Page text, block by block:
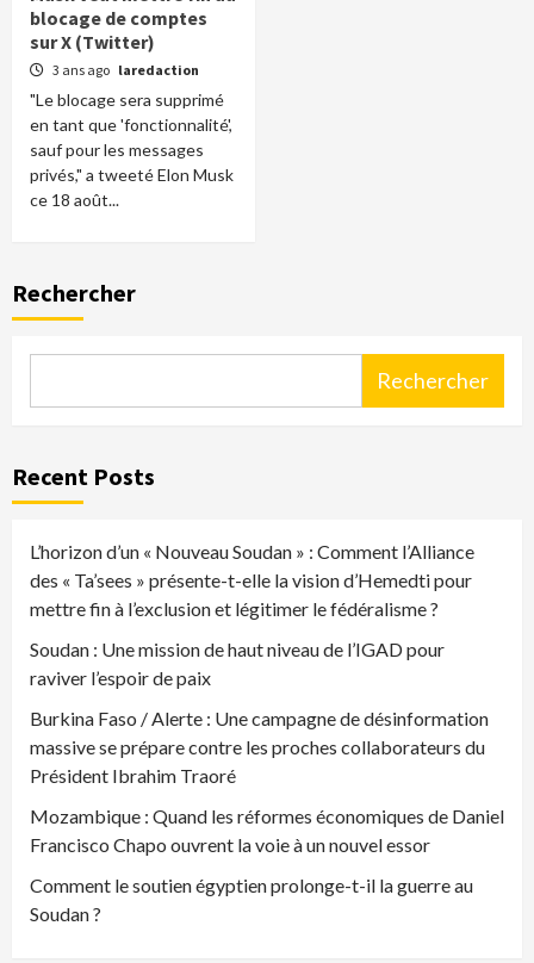
blocage de comptes
sur X (Twitter)
3 ans ago laredaction
"Le blocage sera supprimé
en tant que 'fonctionnalité',
sauf pour les messages
privés," a tweeté Elon Musk
ce 18 août...
Rechercher
Rechercher
Recent Posts
L’horizon d’un « Nouveau Soudan » : Comment l’Alliance
des « Ta’sees » présente-t-elle la vision d’Hemedti pour
mettre fin à l’exclusion et légitimer le fédéralisme ?
Soudan : Une mission de haut niveau de l’IGAD pour
raviver l’espoir de paix
Burkina Faso / Alerte : Une campagne de désinformation
massive se prépare contre les proches collaborateurs du
Président Ibrahim Traoré
Mozambique : Quand les réformes économiques de Daniel
Francisco Chapo ouvrent la voie à un nouvel essor
Comment le soutien égyptien prolonge-t-il la guerre au
Soudan ?